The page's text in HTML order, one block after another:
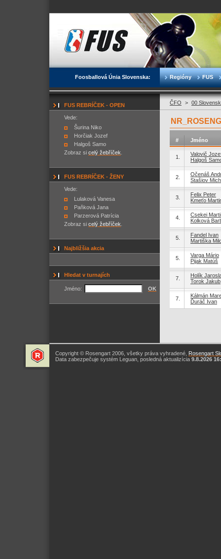
Foosballová Únia Slovenska: Regióny FUS
FUS REBRÍČEK - OPEN
Vede:
Šurina Niko
Horčiak Jozef
Halgoš Samo
Zobraz si celý žebříček
FUS REBRÍČEK - ŽENY
Vede:
Lulaková Vanesa
Paňková Jana
Parzerová Patrícia
Zobraz si celý žebříček
Najbližšia akcia
Hledat v turnajích
Jméno: OK
ČFO > 00
# Jméno
1.
Valovič
Halgoš
2.
Očenáš
Stašiov
3.
Felix Peter
Kmeťo
4.
Csekei
Kolková
5.
Fandel Ivan
Martiška
5.
Varga Mário
Pijak Matúš
7.
Holík
Torok Jakub
7.
Kálmán
Ďuráč Ivan
Copyright © Rosengart 2006, všetky práva vyhradené, Rosengart
Data zabezpečuje systém Leguan, posledná aktualizícia 9.8.2026